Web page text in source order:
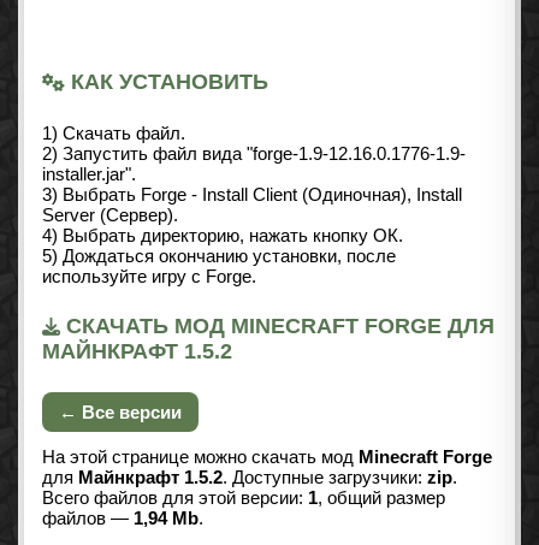
КАК УСТАНОВИТЬ
1) Скачать файл.
2) Запустить файл вида "forge-1.9-12.16.0.1776-1.9-
installer.jar".
3) Выбрать Forge - Install Client (Одиночная), Install
Server (Сервер).
4) Выбрать директорию, нажать кнопку ОК.
5) Дождаться окончанию установки, после
используйте игру с Forge.
СКАЧАТЬ МОД MINECRAFT FORGE ДЛЯ
МАЙНКРАФТ 1.5.2
← Все версии
На этой странице можно скачать мод Minecraft Forge
для Майнкрафт 1.5.2. Доступные загрузчики: zip.
Всего файлов для этой версии: 1, общий размер
файлов — 1,94 Mb.